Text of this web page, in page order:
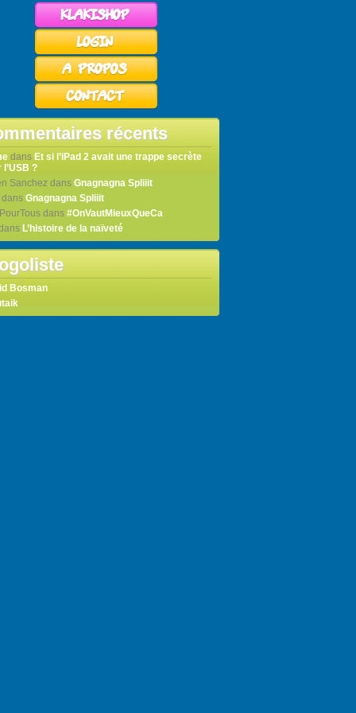
récents
dans Et si l’iPad 2 avait une trappe secrète
l’USB ?
Sanchez dans Gnagnagna Spliiit
dans Gnagnagna Spliiit
dans #OnVautMieuxQueCa
L’histoire de la naïveté
Bosman